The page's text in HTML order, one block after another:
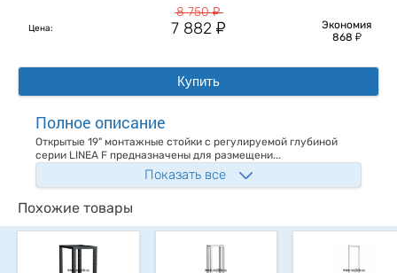
Цена:
8 750у
7 882у
Экономия
868 у
Купить
Полное описание
Открытые 19" монтажные стойки с регулируемой глубиной
серии LINEA F предназначены для размещени...
Показать все
Похожие товары